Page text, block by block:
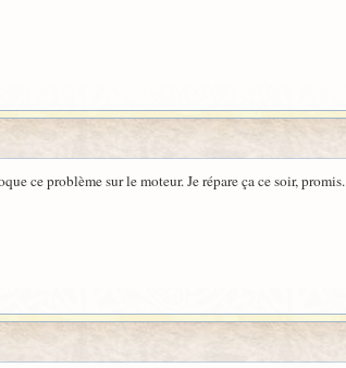
ce problème sur le moteur. Je répare ça ce soir, promis.